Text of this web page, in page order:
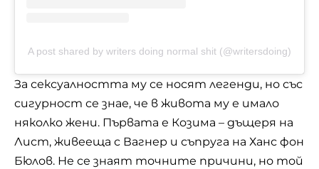
A post shared by writers doing normal shit (@writersdoing)
За сексуалността му се носят легенди, но със
сигурност се знае, че в живота му е имало
няколко жени. Първата е Козима – дъщеря на
Лист, живееща с Вагнер и съпруга на Ханс фон
Бюлов. Не се знаят точните причини, но той